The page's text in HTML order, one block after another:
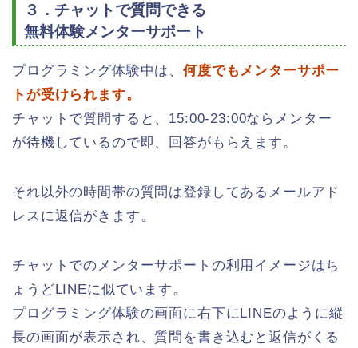
３．チャットで質問できる
無料体験メンターサポート
プログラミング体験中は、何度でもメンターサポー
トが受けられます。
チャットで質問すると、15:00-23:00ならメンター
が待機しているので即、回答がもらえます。
それ以外の時間帯の質問は登録してあるメールアド
レスに返信がきます。
チャットでのメンターサポートの利用イメージはち
ょうどLINEに似ています。
プログラミング体験の画面に右下にLINEのように縦
長の画面が表示され、質問を書き込むと返信がくる